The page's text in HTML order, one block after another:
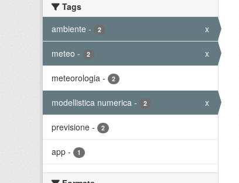
Tags
ambiente - 2 x
meteo - 2 x
meteorologia - 2
modellistica numerica - 2 x
previsione - 2
app - 1